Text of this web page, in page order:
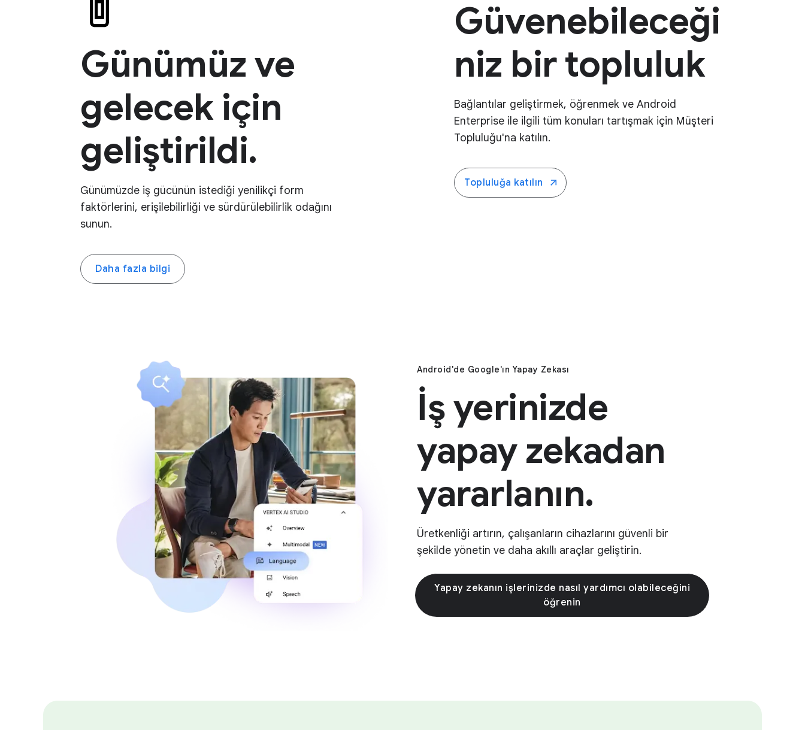
Günümüz ve
gelecek için
geliştirildi.
Günümüzde iş gücünün istediği yenilikçi form
faktörlerini, erişilebilirliği ve sürdürülebilirlik odağını
sunun.
Daha fazla bilgi
Güvenebileceği
niz bir topluluk
Bağlantılar geliştirmek, öğrenmek ve Android
Enterprise ile ilgili tüm konuları tartışmak için Müşteri
Topluluğu'na katılın.
Topluluğa katılın
Android'de Google'ın Yapay Zekası
İş yerinizde
yapay zekadan
yararlanın.
Üretkenliği artırın, çalışanların cihazlarını güvenli bir
şekilde yönetin ve daha akıllı araçlar geliştirin.
Yapay zekanın işlerinizde nasıl yardımcı olabileceğini
öğrenin